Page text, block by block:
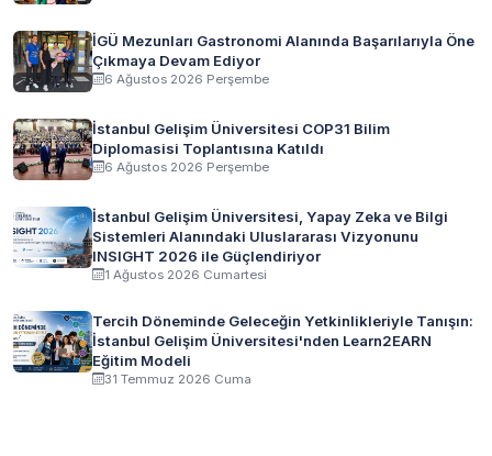
İGÜ Mezunları Gastronomi Alanında Başarılarıyla Öne
Çıkmaya Devam Ediyor
6 Ağustos 2026 Perşembe
İstanbul Gelişim Üniversitesi COP31 Bilim
Diplomasisi Toplantısına Katıldı
6 Ağustos 2026 Perşembe
İstanbul Gelişim Üniversitesi, Yapay Zeka ve Bilgi
Sistemleri Alanındaki Uluslararası Vizyonunu
INSIGHT 2026 ile Güçlendiriyor
1 Ağustos 2026 Cumartesi
Tercih Döneminde Geleceğin Yetkinlikleriyle Tanışın:
İstanbul Gelişim Üniversitesi'nden Learn2EARN
Eğitim Modeli
31 Temmuz 2026 Cuma